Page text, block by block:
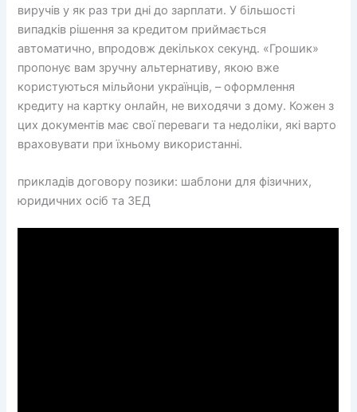
виручів у як раз три дні до зарплати. У більшості
випадків рішення за кредитом приймається
автоматично, впродовж декількох секунд. «Грошик»
пропонує вам зручну альтернативу, якою вже
користуються мільйони українців, – оформлення
кредиту на картку онлайн, не виходячи з дому. Кожен з
цих документів має свої переваги та недоліки, які варто
враховувати при їхньому використанні.
прикладів договору позики: шаблони для фізичних,
юридичних осіб та ЗЕД